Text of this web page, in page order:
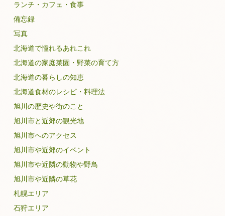
ランチ・カフェ・食事
備忘録
写真
北海道で憧れるあれこれ
北海道の家庭菜園・野菜の育て方
北海道の暮らしの知恵
北海道食材のレシピ・料理法
旭川の歴史や街のこと
旭川市と近郊の観光地
旭川市へのアクセス
旭川市や近郊のイベント
旭川市や近隣の動物や野鳥
旭川市や近隣の草花
札幌エリア
石狩エリア